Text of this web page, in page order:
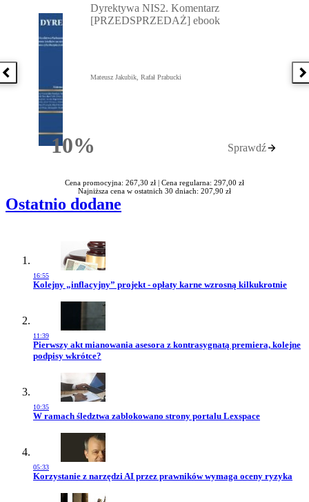
Poprzednia książka
10%Rabatu
Dyrektywa NIS2. Komentarz
[PRZEDSPRZEDAŻ] ebook
Mateusz Jakubik, Rafał Prabucki
Sprawdź
Cena promocyjna: 267,30 zł | Cena regularna: 297,00 zł
Najniższa cena w ostatnich 30 dniach: 207,90 zł
Ostatnio dodane
16:55
Przejdź do artykułu:
Kolejny „inflacyjny” projekt - opłaty karne wzrosną kilkukrotnie
11:39
Przejdź do artykułu:
Pierwszy akt mianowania asesora z kontrasygnatą premiera, kolejne
podpisy wkrótce?
10:35
Przejdź do artykułu:
W ramach śledztwa zablokowano strony portalu Lexspace
05:33
Przejdź do artykułu:
Korzystanie z narzędzi AI przez prawników wymaga oceny ryzyka